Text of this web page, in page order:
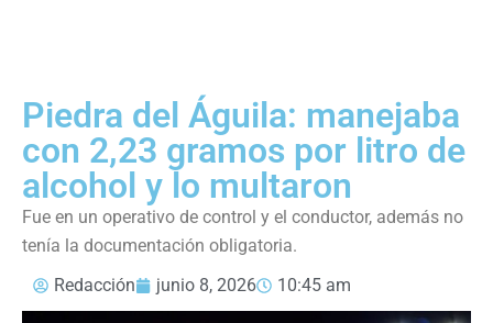
Piedra del Águila: manejaba
con 2,23 gramos por litro de
alcohol y lo multaron
Fue en un operativo de control y el conductor, además no
tenía la documentación obligatoria.
Redacción
junio 8, 2026 10:45 am